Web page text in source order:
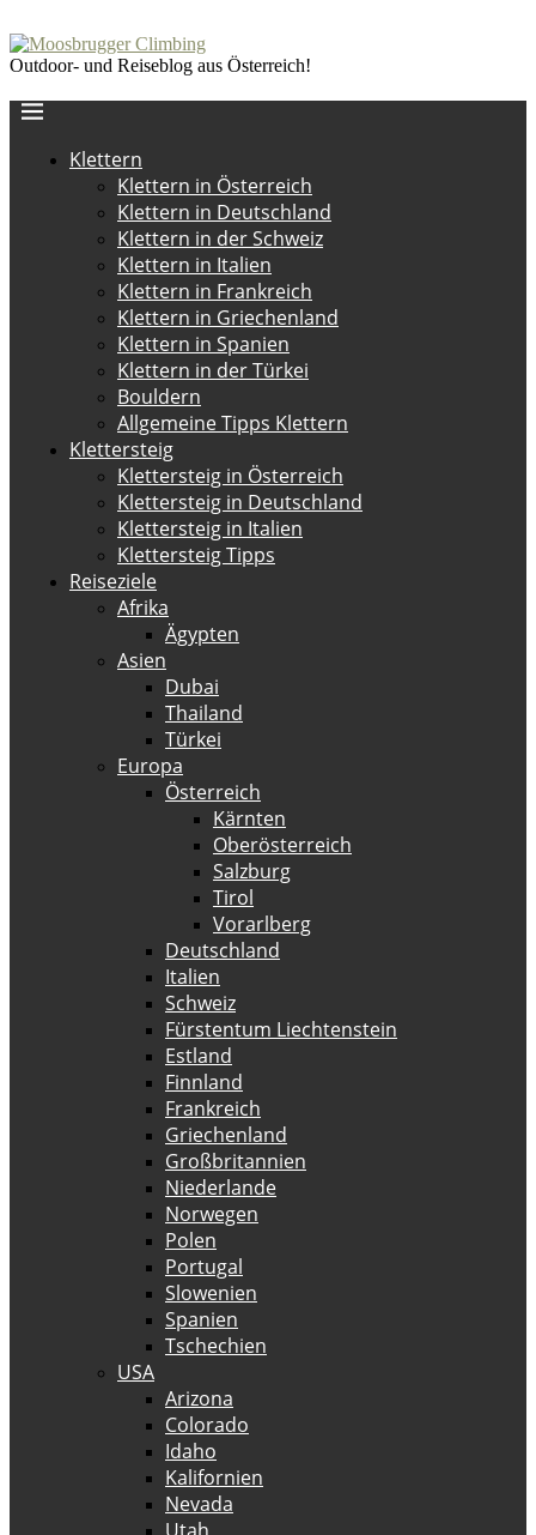
Outdoor- und Reiseblog aus Österreich!
Klettern
Klettern in Österreich
Klettern in Deutschland
Klettern in der Schweiz
Klettern in Italien
Klettern in Frankreich
Klettern in Griechenland
Klettern in Spanien
Klettern in der Türkei
Bouldern
Allgemeine Tipps Klettern
Klettersteig
Klettersteig in Österreich
Klettersteig in Deutschland
Klettersteig in Italien
Klettersteig Tipps
Reiseziele
Afrika
Ägypten
Asien
Dubai
Thailand
Türkei
Europa
Österreich
Kärnten
Oberösterreich
Salzburg
Tirol
Vorarlberg
Deutschland
Italien
Schweiz
Fürstentum Liechtenstein
Estland
Finnland
Frankreich
Griechenland
Großbritannien
Niederlande
Norwegen
Polen
Portugal
Slowenien
Spanien
Tschechien
USA
Arizona
Colorado
Idaho
Kalifornien
Nevada